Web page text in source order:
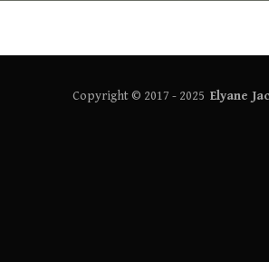
Copyright © 2017 - 2025 Elyane